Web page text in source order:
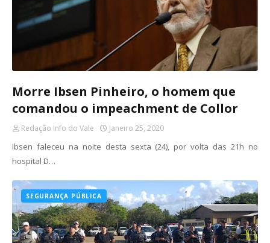
Morre Ibsen Pinheiro, o homem que
comandou o impeachment de Collor
Redação Info do Vale Janeiro 25, 2020
Ibsen faleceu na noite desta sexta (24), por volta das 21h no
hospital D…
SEGURANÇA PÚBLICA